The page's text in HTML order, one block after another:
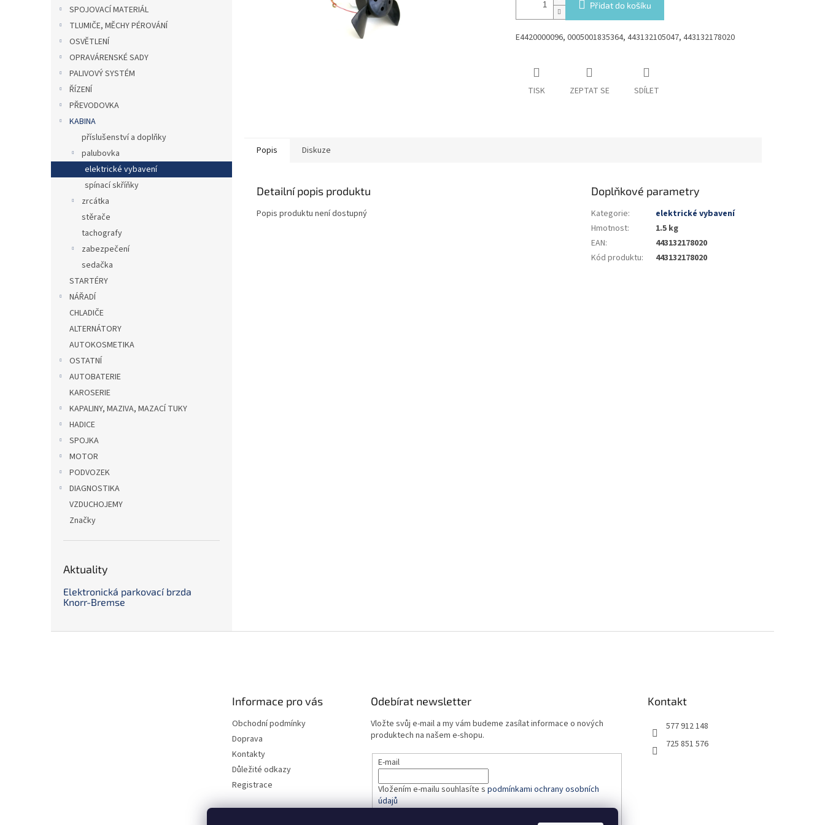
SPOJOVACÍ MATERIÁL
TLUMIČE, MĚCHY PÉROVÁNÍ
OSVĚTLENÍ
OPRAVÁRENSKÉ SADY
PALIVOVÝ SYSTÉM
ŘÍZENÍ
PŘEVODOVKA
KABINA
příslušenství a doplňky
palubovka
elektrické vybavení
spínací skříňky
zrcátka
stěrače
tachografy
zabezpečení
sedačka
STARTÉRY
NÁŘADÍ
CHLADIČE
ALTERNÁTORY
AUTOKOSMETIKA
OSTATNÍ
AUTOBATERIE
KAROSERIE
KAPALINY, MAZIVA, MAZACÍ TUKY
HADICE
SPOJKA
MOTOR
PODVOZEK
DIAGNOSTIKA
VZDUCHOJEMY
Značky
Aktuality
Elektronická parkovací brzda
Knorr-Bremse
Přidat do košíku
E4420000096, 0005001835364, 443132105047, 443132178020
TISK ZEPTAT SE SDÍLET
Popis Diskuze
Detailní popis produktu
Popis produktu není dostupný
Doplňkové parametry
Kategorie:
elektrické vybavení
Hmotnost:
1.5 kg
EAN:
443132178020
Kód produktu: 443132178020
Informace pro vás
Obchodní podmínky
Doprava
Kontakty
Důležité odkazy
Registrace
Odebírat newsletter
Vložte svůj e-mail a my vám budeme zasílat informace o nových
produktech na našem e-shopu.
E-mail
Vložením e-mailu souhlasíte s podmínkami ochrany osobních
údajů
Kontakt
577 912 148
725 851 576